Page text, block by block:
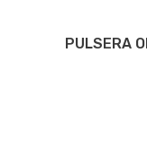
PULSERA